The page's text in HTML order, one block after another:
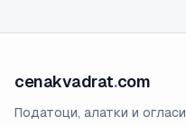
cenakvadrat.com
Податоци, алатки и